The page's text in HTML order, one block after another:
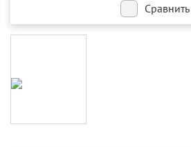
Сравнить